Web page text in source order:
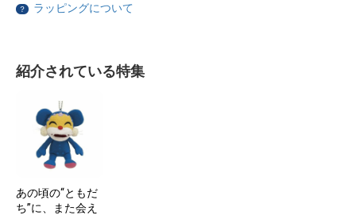
？ ラッピングについて
紹介されている特集
あの頃の“ともだ
ち”に、また会え